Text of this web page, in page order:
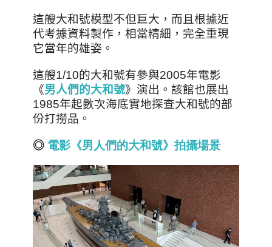
這艘大和號模型不但巨大，而且根據近
代考據資料製作，相當精細，完全重現
它當年的雄姿。
這艘1/10的大和號有參與2005年電影
《男人們的大和號》演出。該館也展出
1985年起數次海底實地探查大和號的部
份打撈品。
◎ 電影《男人們的大和號》拍攝場景